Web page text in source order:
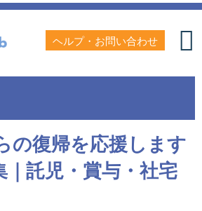
ヘルプ・お問い合わせ
の復帰を応援します
｜託児・賞与・社宅